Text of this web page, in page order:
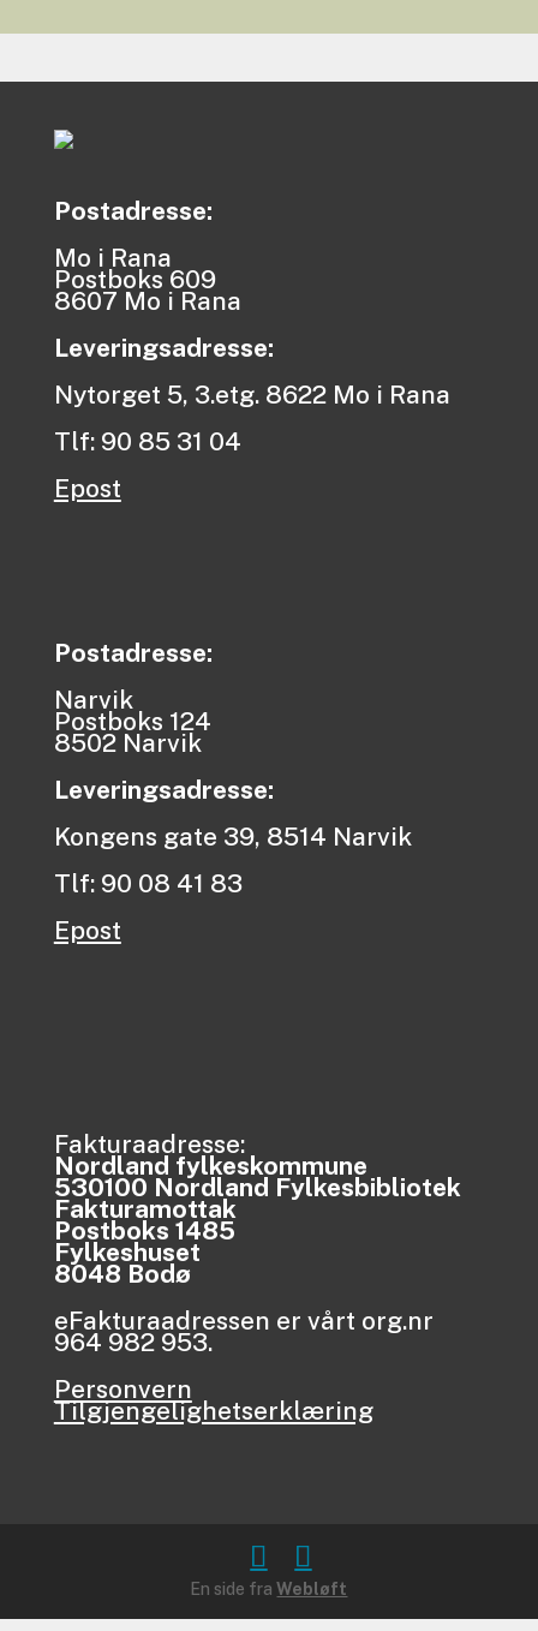
Postadresse:
Mo i Rana
Postboks 609
8607 Mo i Rana
Leveringsadresse:
Nytorget 5, 3.etg. 8622 Mo i Rana
Tlf: 90 85 31 04
Epost
Postadresse:
Narvik
Postboks 124
8502 Narvik
Leveringsadresse:
Kongens gate 39, 8514 Narvik
Tlf: 90 08 41 83
Epost
Fakturaadresse:
Nordland fylkeskommune
530100 Nordland Fylkesbibliotek
Fakturamottak
Postboks 1485
Fylkeshuset
8048 Bodø
eFakturaadressen er vårt org.nr
964 982 953.
Personvern
Tilgjengelighetserklæring
En side fraWebløft